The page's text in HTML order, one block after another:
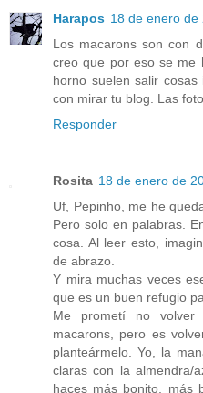
Harapos 18 de enero de
Los macarons son con
creo que por eso se me
horno suelen salir
con mirar tu blog. Las
Responder
Rosita 18 de enero de
Uf, Pepinho, me he
Pero solo en palabras.
cosa. Al leer esto,
de abrazo.
Y mira muchas veces
que es un buen refugio
Me prometí no
macarons, pero es
planteármelo. Yo, la
claras con la almendra/
haces más bonito, más